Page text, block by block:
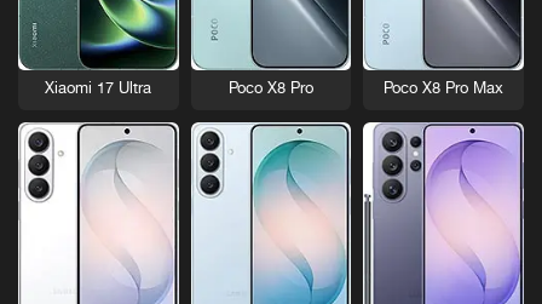
Poco X8 Pro Max
Poco X8 Pro
Xiaomi 17 Ultra